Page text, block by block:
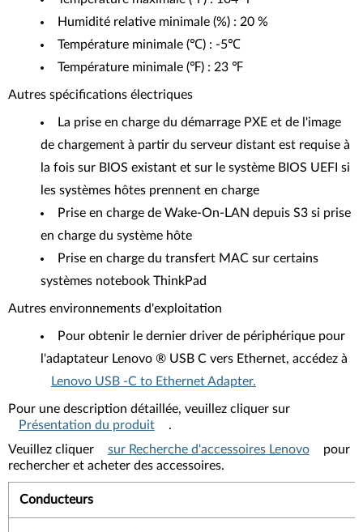
Humidité relative minimale (%) : 20 %
Température minimale (℃) : -5℃
Température minimale (℉) : 23 ℉
Autres spécifications électriques
La prise en charge du démarrage PXE et de l'image
de chargement à partir du serveur distant est requise à
la fois sur BIOS existant et sur le système BIOS UEFI si
les systèmes hôtes prennent en charge
Prise en charge de Wake-On-LAN depuis S3 si prise
en charge du système hôte
Prise en charge du transfert MAC sur certains
systèmes notebook ThinkPad
Autres environnements d'exploitation
Pour obtenir le dernier driver de périphérique pour
l'adaptateur Lenovo ® USB C vers Ethernet, accédez à
Lenovo USB -C to Ethernet Adapter.
Pour une description détaillée, veuillez cliquer sur
Présentation du produit
.
Veuillez cliquer
sur Recherche d'accessoires Lenovo
pour
rechercher et acheter des accessoires.
Conducteurs